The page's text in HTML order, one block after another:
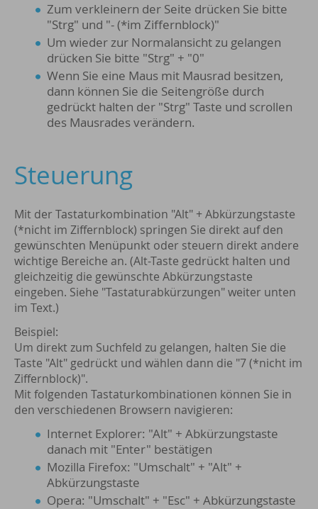
Zum verkleinern der Seite drücken Sie bitte
"Strg" und "- (*im Ziffernblock)"
Um wieder zur Normalansicht zu gelangen
drücken Sie bitte "Strg" + "0"
Wenn Sie eine Maus mit Mausrad besitzen,
dann können Sie die Seitengröße durch
gedrückt halten der "Strg" Taste und scrollen
des Mausrades verändern.
Steuerung
Mit der Tastaturkombination "Alt" + Abkürzungstaste
(*nicht im Ziffernblock) springen Sie direkt auf den
gewünschten Menüpunkt oder steuern direkt andere
wichtige Bereiche an. (Alt-Taste gedrückt halten und
gleichzeitig die gewünschte Abkürzungstaste
eingeben. Siehe "Tastaturabkürzungen" weiter unten
im Text.)
Beispiel:
Um direkt zum Suchfeld zu gelangen, halten Sie die
Taste "Alt" gedrückt und wählen dann die "7 (*nicht im
Ziffernblock)".
Mit folgenden Tastaturkombinationen können Sie in
den verschiedenen Browsern navigieren:
Internet Explorer: "Alt" + Abkürzungstaste
danach mit "Enter" bestätigen
Mozilla Firefox: "Umschalt" + "Alt" +
Abkürzungstaste
Opera: "Umschalt" + "Esc" + Abkürzungstaste